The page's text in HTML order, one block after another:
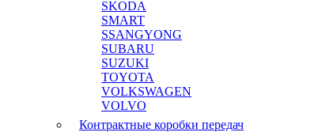
SKODA
SMART
SSANGYONG
SUBARU
SUZUKI
TOYOTA
VOLKSWAGEN
VOLVO
Контрактные коробки передач